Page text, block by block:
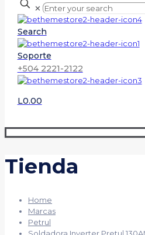
✕
Search
Soporte
+504 2221-2122
L0.00
Tienda
Home
Marcas
Petrul